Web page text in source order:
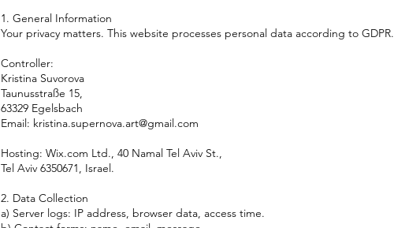
1. General Information
Your privacy matters. This website processes personal data according to GDPR.
Controller:
Kristina Suvorova
Taunusstraße 15,
63329 Egelsbach
Email: kristina.supernova.art@gmail.com
Hosting: Wix.com Ltd., 40 Namal Tel Aviv St.,
Tel Aviv 6350671, Israel.
2. Data Collection
a) Server logs: IP address, browser data, access time.